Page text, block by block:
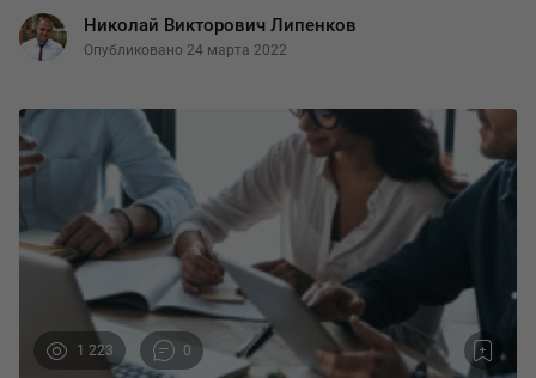
проблеме, тем самым он дал возможность уст
Николай Викторович Липенков
Опубликовано 24 марта 2022
1 223 0